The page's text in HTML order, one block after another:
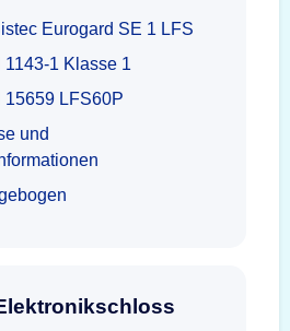
Eurogard SE 1 LFS
1 Klasse 1
15659 LFS60P
und